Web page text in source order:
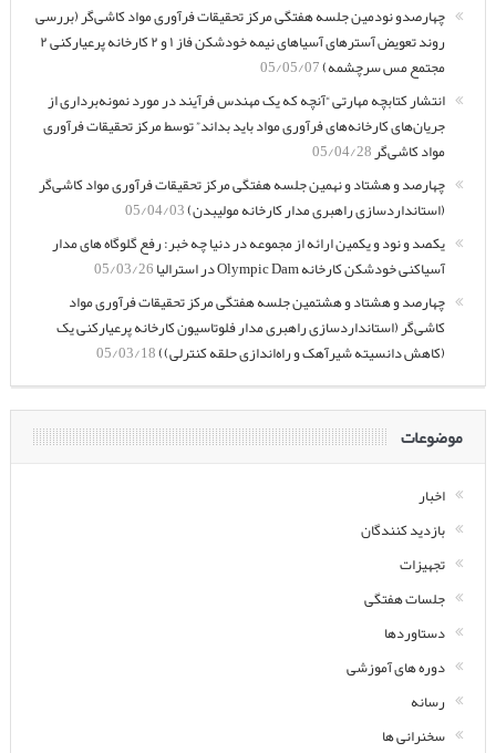
چهارصدو نودمین جلسه هفتگی مرکز تحقیقات فرآوری مواد کاشی‌گر (بررسی
روند تعویض آسترهای آسیاهای نیمه خودشکن فاز ۱ و ۲ کارخانه پرعیارکنی ۲
مجتمع مس سرچشمه)05/05/07
انتشار کتابچه مهارتی “آنچه که یک مهندس فرآیند در مورد نمونه‌برداری از
جریان‌های کارخانه‌های فرآوری مواد باید بداند” توسط مرکز تحقیقات فرآوری
مواد کاشی‌گر05/04/28
چهارصد و هشتاد و نهمین جلسه هفتگی مرکز تحقیقات فرآوری مواد کاشی‌گر
(استانداردسازی راهبری مدار کارخانه مولیبدن)05/04/03
یکصد و نود و یکمین ارائه از مجموعه در دنیا چه خبر: رفع گلوگاه های مدار
آسیاکنی خودشکن کارخانه Olympic Dam در استرالیا
05/03/26
چهارصد و هشتاد و هشتمین جلسه هفتگی مرکز تحقیقات فرآوری مواد
کاشی‌گر (استانداردسازی راهبری مدار فلوتاسیون کارخانه پرعیارکنی یک
(کاهش دانسیته شیرآهک و راه‌اندازی حلقه کنترلی))05/03/18
موضوعات
اخبار
بازدید کنندگان
تجهیزات
جلسات هفتگی
دستاوردها
دوره های آموزشی
رسانه
سخنرانی ها